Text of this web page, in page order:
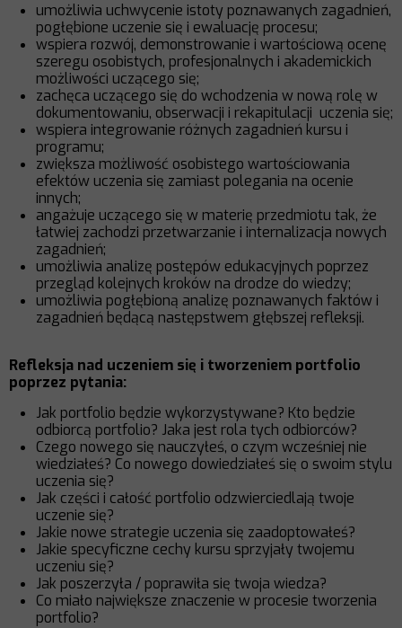
umożliwia uchwycenie istoty poznawanych zagadnień,
pogłębione uczenie się i ewaluację procesu;
wspiera rozwój, demonstrowanie i wartościową ocenę
szeregu osobistych, profesjonalnych i akademickich
możliwości uczącego się;
zachęca uczącego się do wchodzenia w nową rolę w
dokumentowaniu, obserwacji i rekapitulacji uczenia się;
wspiera integrowanie różnych zagadnień kursu i
programu;
zwiększa możliwość osobistego wartościowania
efektów uczenia się zamiast polegania na ocenie
innych;
angażuje uczącego się w materię przedmiotu tak, że
łatwiej zachodzi przetwarzanie i internalizacja nowych
zagadnień;
umożliwia analizę postępów edukacyjnych poprzez
przegląd kolejnych kroków na drodze do wiedzy;
umożliwia pogłębioną analizę poznawanych faktów i
zagadnień będącą następstwem głębszej refleksji.
Refleksja nad uczeniem się i tworzeniem portfolio
poprzez pytania:
Jak portfolio będzie wykorzystywane? Kto będzie
odbiorcą portfolio? Jaka jest rola tych odbiorców?
Czego nowego się nauczyłeś, o czym wcześniej nie
wiedziałeś? Co nowego dowiedziałeś się o swoim stylu
uczenia się?
Jak części i całość portfolio odzwierciedlają twoje
uczenie się?
Jakie nowe strategie uczenia się zaadoptowałeś?
Jakie specyficzne cechy kursu sprzyjały twojemu
uczeniu się?
Jak poszerzyła / poprawiła się twoja wiedza?
Co miało największe znaczenie w procesie tworzenia
portfolio?